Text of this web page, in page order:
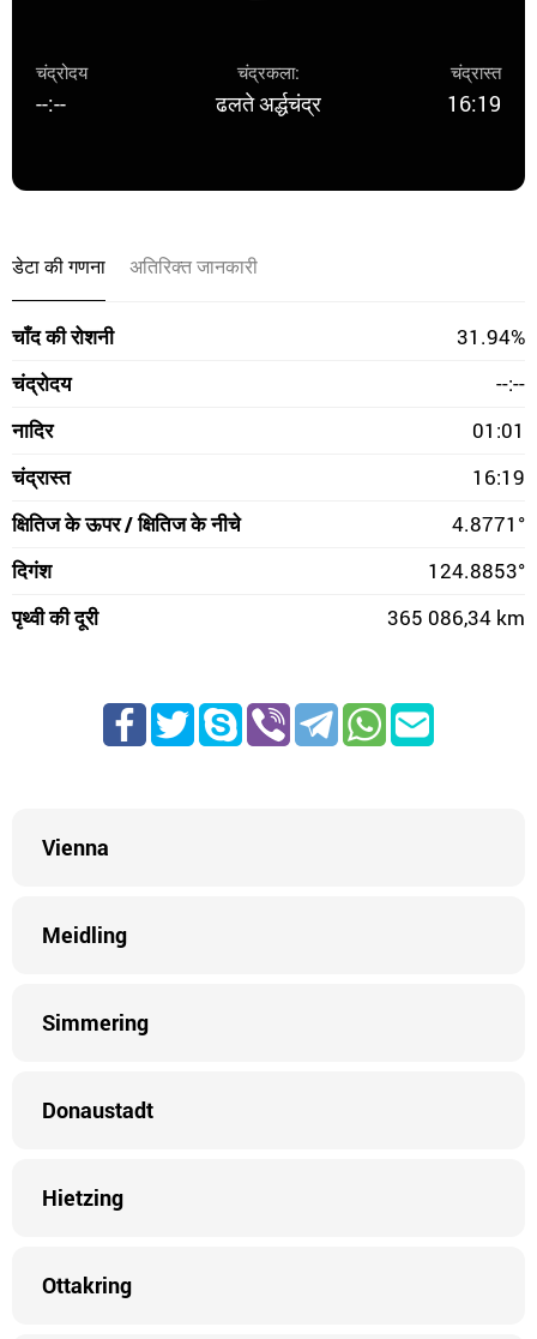
चंद्रोदय
--:--
चंद्रकला:
ढलते अर्द्धचंद्र
चंद्रास्त
16:19
डेटा की गणना अतिरिक्त जानकारी
चाँद की रोशनी
31.94%
चंद्रोदय
--:--
नादिर
01:01
चंद्रास्त
16:19
क्षितिज के ऊपर / क्षितिज के नीचे
4.8771°
दिगंश
124.8853°
पृथ्वी की दूरी
365 086,34 km
Vienna
Meidling
Simmering
Donaustadt
Hietzing
Ottakring